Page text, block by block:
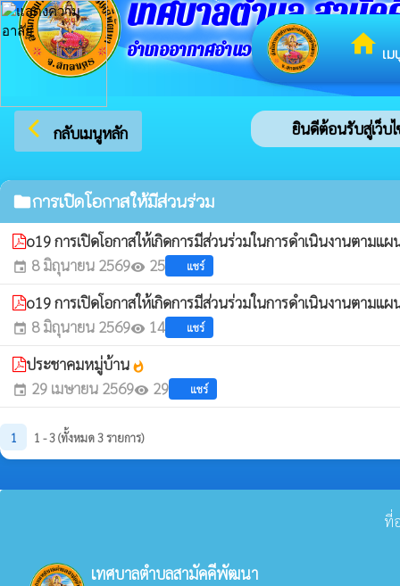
homeเ
เทศบาลตำบล สามั
อำเภออากาศอำนวย จังหวัดสกลนคร
arrow_back_ios กลับเมนูหลัก ยินดีต้อนรับสู่เว็บ
folderการเปิดโอกาสให้มีส่วนร่วม
o19 การเปิดโอกาสให้เกิดการมีส่วนร่วมในการดำเนินงานตาม
event 8 มิถุนายน 2569visibility 25 แชร์
o19 การเปิดโอกาสให้เกิดการมีส่วนร่วมในการดำเนินงานตาม
event 8 มิถุนายน 2569visibility 14 แชร์
ประชาคมหมู่บ้าน whatshot
event 29 เมษายน 2569visibility 29 แชร์
1 1 - 3 (ทั้งหมด 3 รายการ)
ที่
เทศบาลตำบลสามัคคีพัฒนา